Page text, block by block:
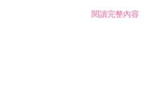
閱讀完整內容